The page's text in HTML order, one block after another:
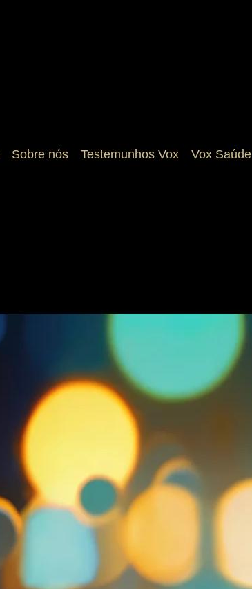
Sobre nós Testemunhos Vox Vox Saúde